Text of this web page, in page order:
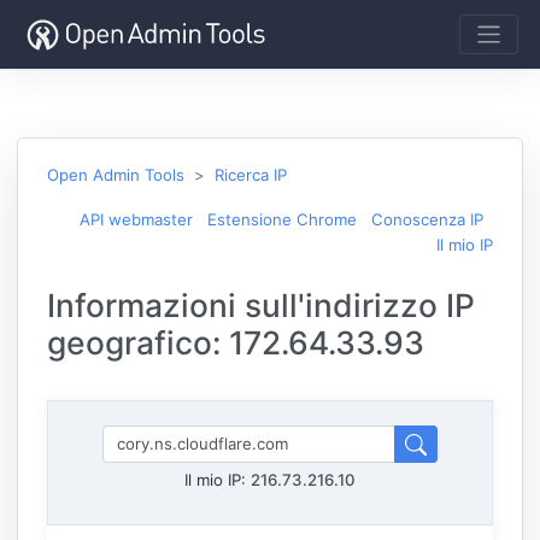
Open Admin Tools Ricerca IP
API webmaster Estensione Chrome
Conoscenza IP
Il mio IP
Informazioni sull'indirizzo IP
geografico: 172.64.33.93
Il mio IP: 216.73.216.10